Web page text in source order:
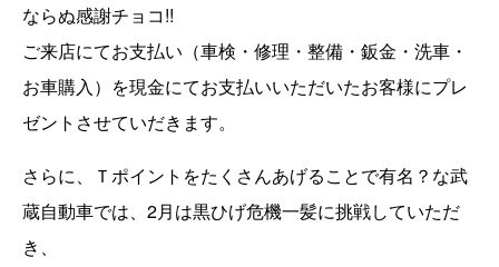
ならぬ感謝チョコ!!
ご来店にてお支払い（車検・修理・整備・鈑金・洗車・
お車購入）を現金にてお支払いいただいたお客様にプレ
ゼントさせていだきます。
さらに、Ｔポイントをたくさんあげることで有名？な武
蔵自動車では、2月は黒ひげ危機一髪に挑戦していただ
き、